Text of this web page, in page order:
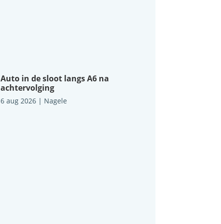
Auto in de sloot langs A6 na
achtervolging
6 aug 2026| Nagele